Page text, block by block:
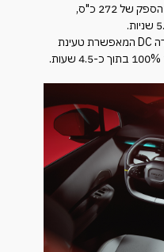
– **הנעה**: הדגם מצויד במנוע אחורי בהספק של 272 כ"ס,
– **טעינה**: לדגם יש יכולת טעינה מהירה DC המאפשרת טעינת